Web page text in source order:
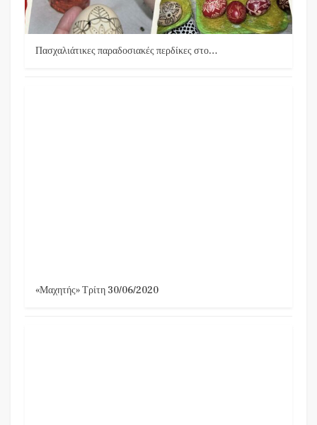
Πασχαλιάτικες παραδοσιακές περδίκες στο…
«Μαχητής» Τρίτη 30/06/2020